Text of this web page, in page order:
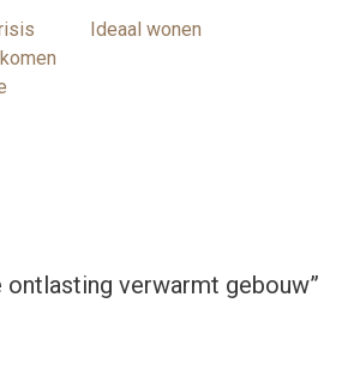
Ideaal wonen
ontlasting verwarmt gebouw”